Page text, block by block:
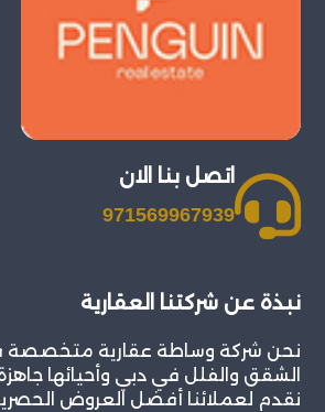
اتصل بنا الان
971569967939
نبذة عن شركتنا العقارية
نحن شركة وساطة عقارية متخصصة
الشقق والفلل في دبي وأحيائها
نقدم لعملائنا أفضل العروض